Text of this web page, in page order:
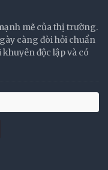
mẽ của thị trường.
càng đòi hỏi chuẩn
độc lập và có